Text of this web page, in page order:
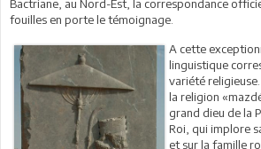
Bactriane, au Nord-Est, la correspondance
fouilles en porte le témoignage.
A cette
linguistique
variété
la religion
grand dieu de la
Roi, qui implore
et sur la famille